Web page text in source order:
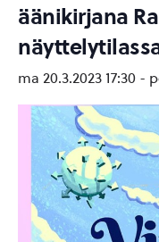
äänikirjana
ma 20.3.2023 17:30 -